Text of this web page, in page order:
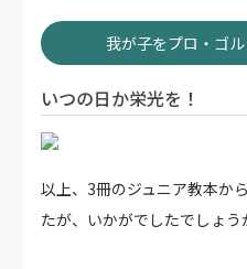
我が子をプロ・ゴ
いつの日か栄光を！
以上、3冊のジュニア教本か
たが、いかがでしたでしょう